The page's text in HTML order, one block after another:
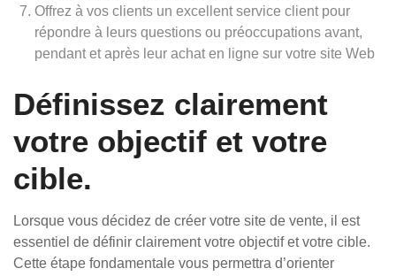
Offrez à vos clients un excellent service client pour
répondre à leurs questions ou préoccupations avant,
pendant et après leur achat en ligne sur votre site Web
Définissez clairement
votre objectif et votre
cible.
Lorsque vous décidez de créer votre site de vente, il est
essentiel de définir clairement votre objectif et votre cible.
Cette étape fondamentale vous permettra d’orienter